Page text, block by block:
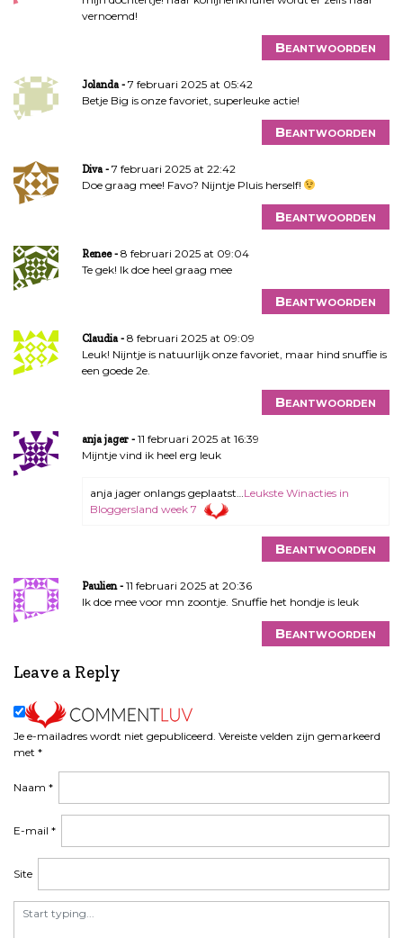
vernoemd!
Beantwoorden
Jolanda
7 februari 2025 at 05:42
Betje Big is onze favoriet, superleuke actie!
Beantwoorden
Diva
7 februari 2025 at 22:42
Doe graag mee! Favo? Nijntje Pluis herself!
Beantwoorden
Renee
8 februari 2025 at 09:04
Te gek! Ik doe heel graag mee
Beantwoorden
Claudia
8 februari 2025 at 09:09
Leuk! Nijntje is natuurlijk onze favoriet, maar hind snuffie is
een goede 2e.
Beantwoorden
anja jager
11 februari 2025 at 16:39
Mijntje vind ik heel erg leuk
anja jager onlangs geplaatst… Leukste Winacties in
Bloggersland week 7
Beantwoorden
Paulien
11 februari 2025 at 20:36
Ik doe mee voor mn zoontje. Snuffie het hondje is leuk
Beantwoorden
Leave a Reply
Je e-mailadres wordt niet gepubliceerd. Vereiste velden zijn gemarkeerd
met *
Naam *
E-mail *
Site